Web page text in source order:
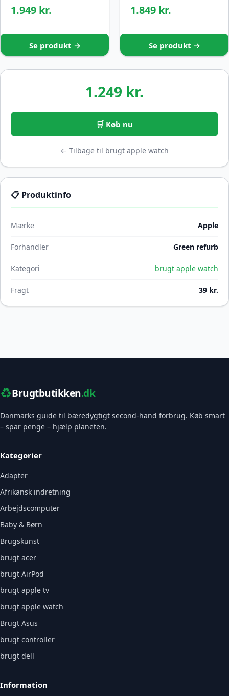
1.949 kr.
Se produkt →
1.849 kr.
Se produkt →
1.249 kr.
🛒 Køb nu
← Tilbage til brugt apple watch
📋 Produktinfo
Mærke Apple
Forhandler Green refurb
Kategori brugt apple watch
Fragt 39 kr.
♻️Brugtbutikken.dk
Danmarks guide til bæredygtigt second-hand forbrug. Køb smart
– spar penge – hjælp planeten.
Kategorier
Adapter
Afrikansk indretning
Arbejdscomputer
Baby & Børn
Brugskunst
brugt acer
brugt AirPod
brugt apple tv
brugt apple watch
Brugt Asus
brugt controller
brugt dell
Information